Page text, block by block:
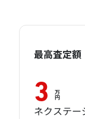
最高査定額
3 万
円
ネクステー